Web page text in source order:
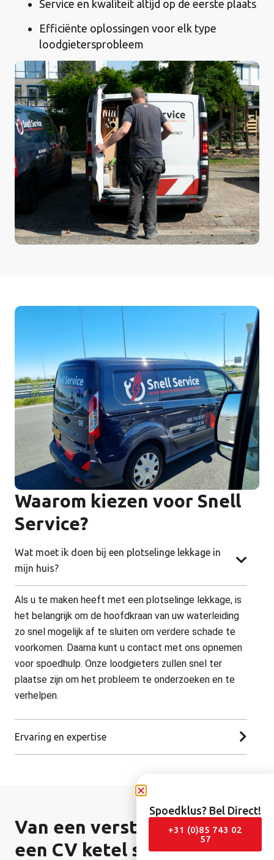
Service en kwaliteit altijd op de eerste plaats
Efficiënte oplossingen voor elk type
loodgietersprobleem
Waarom kiezen voor Snell
Service?
Wat moet ik doen bij een plotselinge lekkage in
mijn huis?
Als u te maken heeft met een plotselinge lekkage, is
het belangrijk om de hoofdkraan van uw waterleiding
zo snel mogelijk af te sluiten om verdere schade te
voorkomen. Daarna kunt u contact met ons opnemen
voor spoedhulp. Onze loodgieters zullen snel ter
plaatse zijn om het probleem te onderzoeken en te
verhelpen.
Ervaring en expertise
Van een verstopt riool tot
een CV ketel storing
Spoedklus? Bel Direct!
+31 (0)85 743 02
57